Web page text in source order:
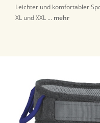
Leichter und komfortabler
XL und XXL ... mehr